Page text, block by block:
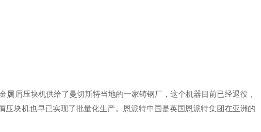
属 屑压块机供给了曼切斯特当地的一家铸钢厂，这个机器目前已经退役，
块机也早已实现了批量化生产。恩派特中国是英国恩派特集团在亚洲的